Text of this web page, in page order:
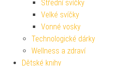
Střední svíčky
Velké svíčky
Vonné vosky
Technologické dárky
Wellness a zdraví
Dětské knihy